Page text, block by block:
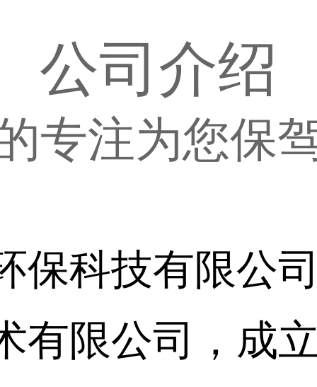
公司介绍
专注为您保
保科技有限公
有限公司，成